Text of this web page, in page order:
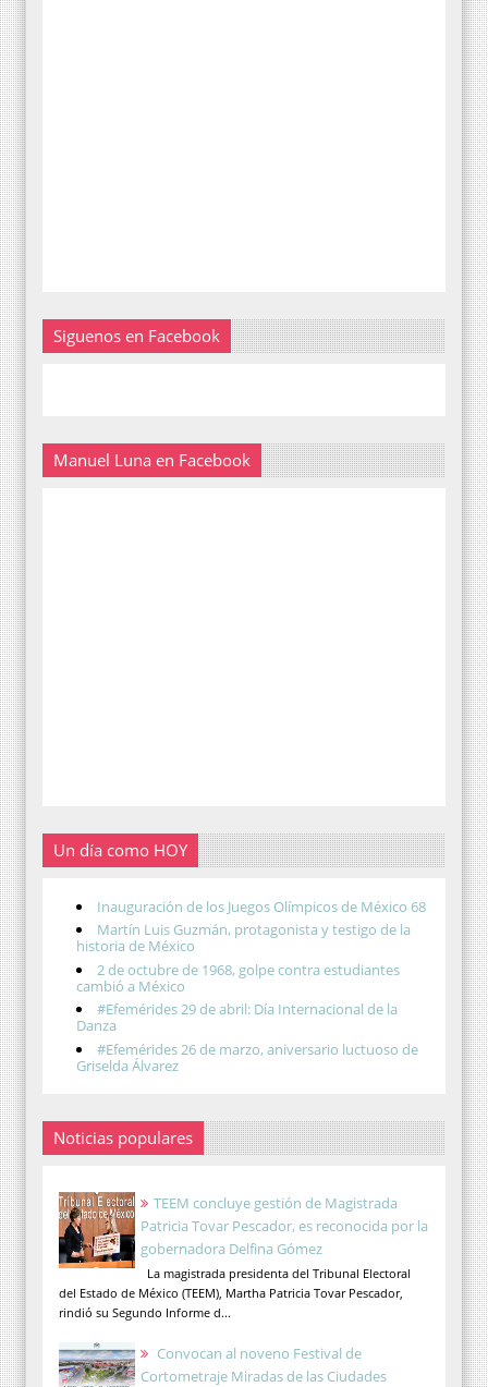
Siguenos en Facebook
Manuel Luna en Facebook
Un día como HOY
Inauguración de los Juegos Olímpicos de México 68
Martín Luis Guzmán, protagonista y testigo de la
historia de México
2 de octubre de 1968, golpe contra estudiantes
cambió a México
#Efemérides 29 de abril: Día Internacional de la
Danza
#Efemérides 26 de marzo, aniversario luctuoso de
Griselda Álvarez
Noticias populares
TEEM concluye gestión de Magistrada
Patricia Tovar Pescador, es reconocida por la
gobernadora Delfina Gómez
La magistrada presidenta del Tribunal Electoral
del Estado de México (TEEM), Martha Patricia Tovar Pescador,
rindió su Segundo Informe d...
Convocan al noveno Festival de
Cortometraje Miradas de las Ciudades